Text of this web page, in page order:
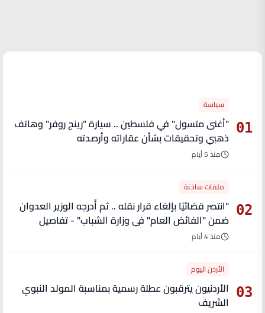
01
سياسة
"أغنى متسول" في فلسطين .. سيارة "رينج روفر" وهاتف
ذهبي وتحقيقات بشأن عقاراته وأرصدته
منذ 5 أيام
02
ملفات ساخنة
"انتصر قضائيًا بإلغاء قرار نقله .. ثم أُدرجه الوزير العدوان
ضمن "الفائض العام" في وزارة الشباب" - تفاصيل
منذ 4 أيام
03
الأردن اليوم
الأردنيون يترقبون عطلة رسمية بمناسبة المولد النبوي
الشريف